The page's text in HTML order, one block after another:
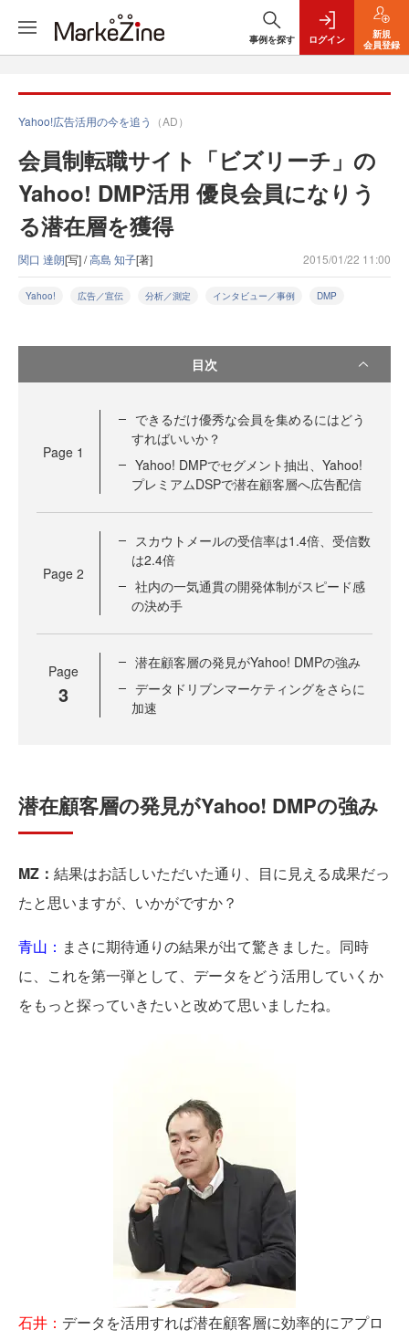
事例を探す ログイン
新規
会員登録
Yahoo!広告活用の今を追う （AD）
会員制転職サイト「ビズリーチ」の
Yahoo! DMP活用 優良会員になりう
る潜在層を獲得
関口 達朗[写] /高島 知子[著] 2015/01/22 11:00
Yahoo! 広告／宣伝 分析／測定 インタビュー／事例 DMP
目次
Page 1
できるだけ優秀な会員を集めるにはどう
すればいいか？
Yahoo! DMPでセグメント抽出、Yahoo!
プレミアムDSPで潜在顧客層へ広告配信
Page 2
スカウトメールの受信率は1.4倍、受信数
は2.4倍
社内の一気通貫の開発体制がスピード感
の決め手
Page
3
潜在顧客層の発見がYahoo! DMPの強み
データドリブンマーケティングをさらに
加速
潜在顧客層の発見がYahoo! DMPの強み
MZ： 結果はお話しいただいた通り、目に見える成果だっ
たと思いますが、いかがですか？
青山： まさに期待通りの結果が出て驚きました。同時
に、これを第一弾として、データをどう活用していくか
をもっと探っていきたいと改めて思いましたね。
石井： データを活用すれば潜在顧客層に効率的にアプロ